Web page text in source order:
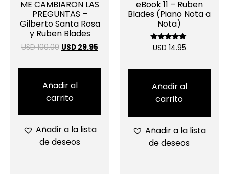
ME CAMBIARON LAS
PREGUNTAS –
Gilberto Santa Rosa
y Ruben Blades
USD 100.00 USD 29.95
Añadir al
carrito
Añadir a la lista
de deseos
eBook 11 – Ruben
Blades (Piano Nota a
Nota)
Valorado
USD 14.95
Añadir al
carrito
Añadir a la lista
de deseos